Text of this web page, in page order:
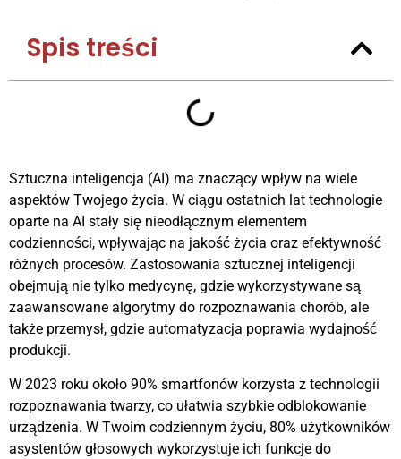
Spis treści
Sztuczna inteligencja (AI) ma znaczący wpływ na wiele
aspektów Twojego życia. W ciągu ostatnich lat technologie
oparte na AI stały się nieodłącznym elementem
codzienności, wpływając na jakość życia oraz efektywność
różnych procesów. Zastosowania sztucznej inteligencji
obejmują nie tylko medycynę, gdzie wykorzystywane są
zaawansowane algorytmy do rozpoznawania chorób, ale
także przemysł, gdzie automatyzacja poprawia wydajność
produkcji.
W 2023 roku około 90% smartfonów korzysta z technologii
rozpoznawania twarzy, co ułatwia szybkie odblokowanie
urządzenia. W Twoim codziennym życiu, 80% użytkowników
asystentów głosowych wykorzystuje ich funkcje do